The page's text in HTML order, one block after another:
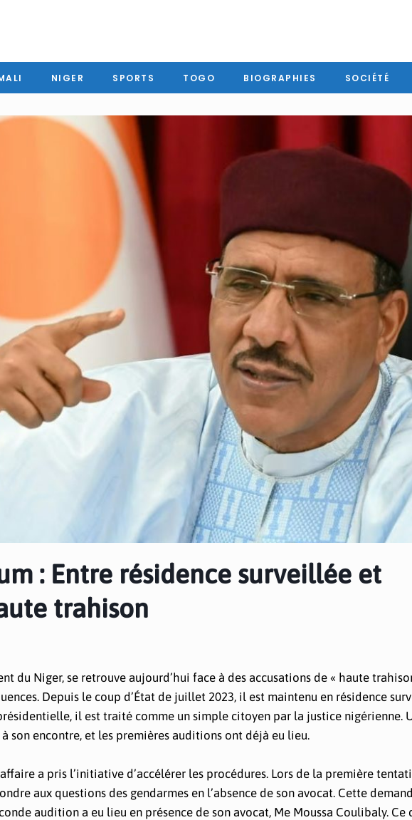
NIGER SPORTS TOGO BIOGRAPHIES SOCIÉTÉ
: Entre résidence surveillée et
trahison
du Niger, se retrouve aujourd’hui face à des accusations de « haute
Depuis le coup d’État de juillet 2023, il est maintenu en résidence
il est traité comme un simple citoyen par la justice nigérienne.
son encontre, et les premières auditions ont déjà eu lieu.
a pris l’initiative d’accélérer les procédures. Lors de la première
aux questions des gendarmes en l’absence de son avocat. Cette
audition a eu lieu en présence de son avocat, Me Moussa Coulibaly. Ce